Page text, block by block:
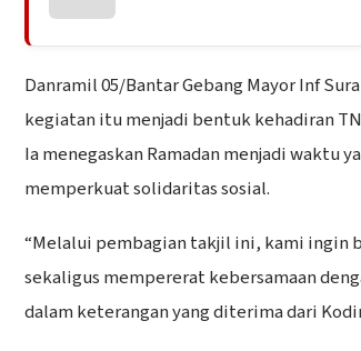
Danramil 05/Bantar Gebang Mayor Inf
kegiatan itu menjadi bentuk kehadiran
Ia menegaskan Ramadan menjadi waktu
memperkuat solidaritas sosial.
“Melalui pembagian takjil ini, kami ingin
sekaligus mempererat kebersamaan
dalam keterangan yang diterima dari